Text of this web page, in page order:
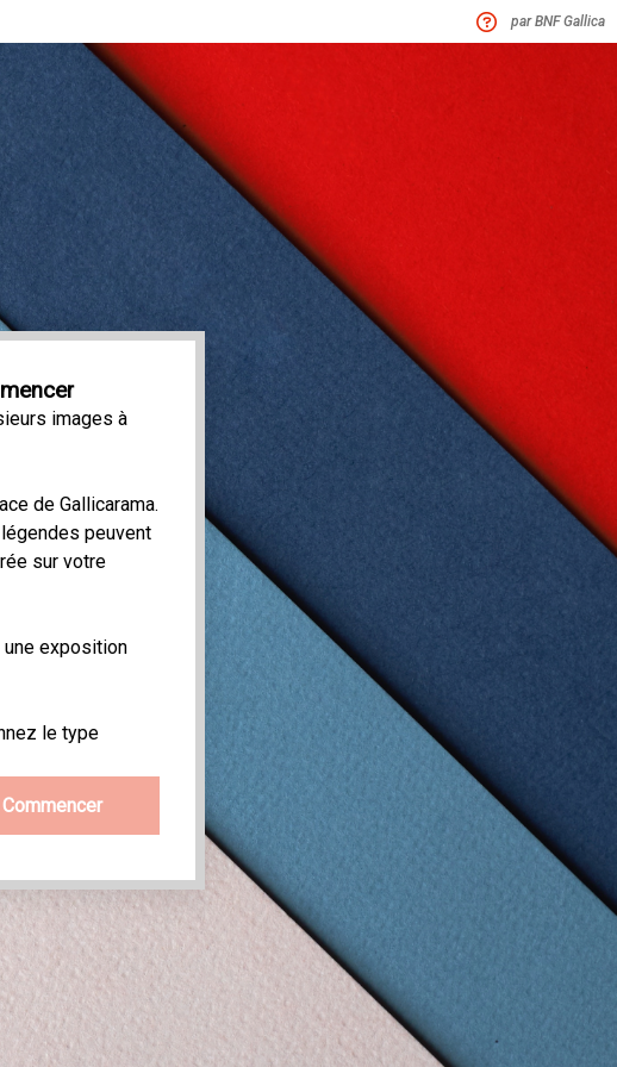
par BNF Gallica
images à
de Gallicarama.
peuvent
sur votre
exposition
le type
Commencer